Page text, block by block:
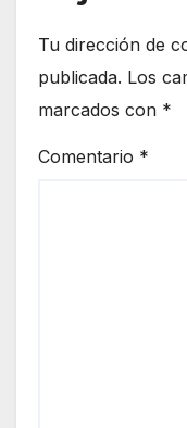
Tu dirección de
publicada. Los
marcados con *
Comentario *